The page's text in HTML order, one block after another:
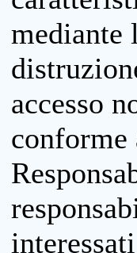
mediante
accesso